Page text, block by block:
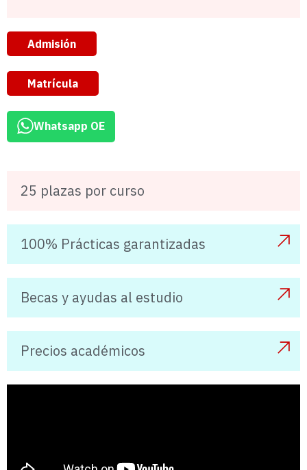
Admisión
Matrícula
Whatsapp OE
25 plazas por curso
100% Prácticas garantizadas
Becas y ayudas al estudio
Precios académicos